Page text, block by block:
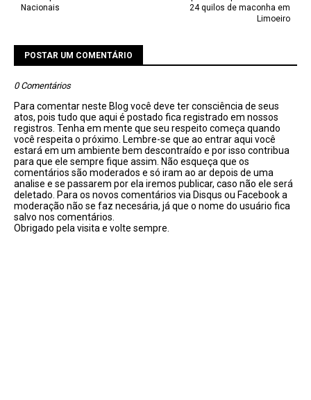
24 quilos de maconha em
Limoeiro
Nacionais
POSTAR UM COMENTÁRIO
0 Comentários
Para comentar neste Blog você deve ter consciência de seus
atos, pois tudo que aqui é postado fica registrado em nossos
registros. Tenha em mente que seu respeito começa quando
você respeita o próximo. Lembre-se que ao entrar aqui você
estará em um ambiente bem descontraído e por isso contribua
para que ele sempre fique assim. Não esqueça que os
comentários são moderados e só iram ao ar depois de uma
analise e se passarem por ela iremos publicar, caso não ele será
deletado. Para os novos comentários via Disqus ou Facebook a
moderação não se faz necesária, já que o nome do usuário fica
salvo nos comentários.
Obrigado pela visita e volte sempre.